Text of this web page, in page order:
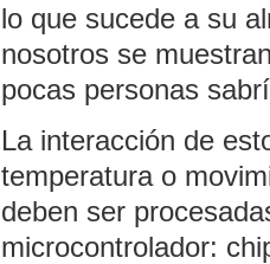
lo que sucede a su
nosotros se
pocas personas
La interacción de
temperatura o
deben ser
microcontrolador: